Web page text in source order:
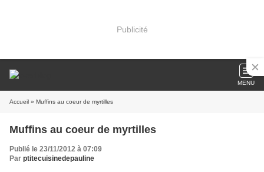
Publicité
MENU
Accueil » Muffins au coeur de myrtilles
Muffins au coeur de myrtilles
Publié le 23/11/2012 à 07:09
Par ptitecuisinedepauline